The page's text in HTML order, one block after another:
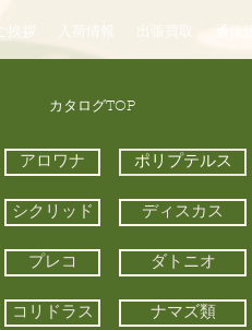
ご挨拶 入荷情報 出張買取 通信
​カタログTOP
アロワナ ポリプテルス
シクリッド ディスカス
プレコ ダトニオ
コリドラス ナマズ類